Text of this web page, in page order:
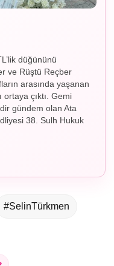
düğününü
ve Rüştü Reçber
arasında yaşanan
ortaya çıktı. Gemi
gündem olan Ata
38. Sulh Hukuk
#SelinTürkmen